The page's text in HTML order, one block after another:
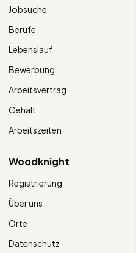
Jobsuche
Berufe
Lebenslauf
Bewerbung
Arbeitsvertrag
Gehalt
Arbeitszeiten
Woodknight
Registrierung
Über uns
Orte
Datenschutz